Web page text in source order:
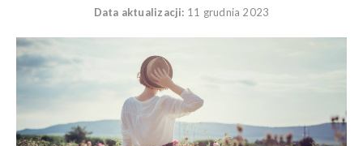
Data aktualizacji: 11 grudnia 2023